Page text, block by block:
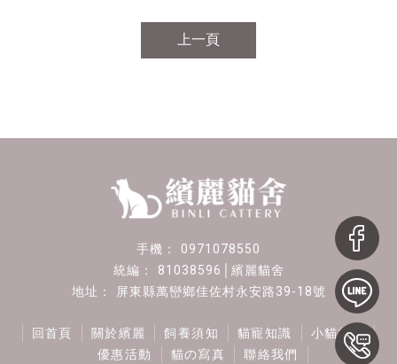
上一頁
0971078550
81038596│繽麗貓舍
屏東縣萬巒鄉佳佐村永安路39-18號
回首頁 關於繽麗 飼養須知 貓寵知識
小貓找家
優惠活動
貓の寫真 聯絡我們